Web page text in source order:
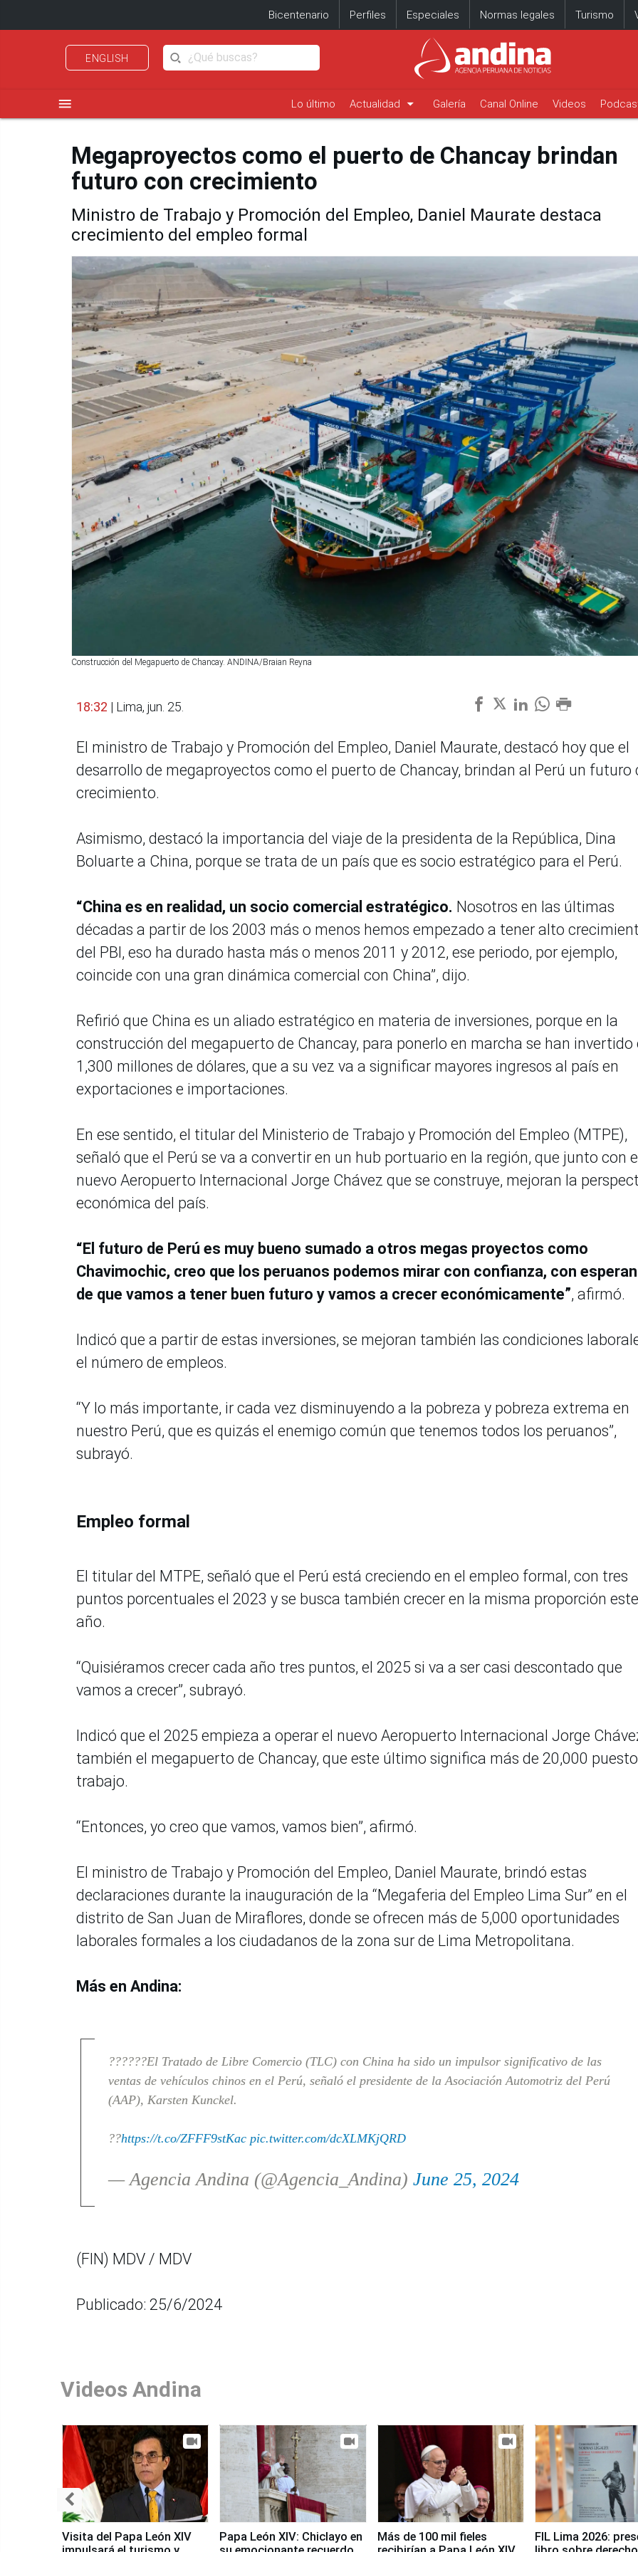
Bicentenario Perfiles Especiales Normas legales Turismo
ENGLISH
menu Lo último Actualidad arrow_drop_down Galería Canal Online Videos
Megaproyectos como el puerto de Chancay brindan
futuro con crecimiento
Ministro de Trabajo y Promoción del Empleo, Daniel Maurate destaca
crecimiento del empleo formal
Construcción del Megapuerto de Chancay. ANDINA/Braian Reyna
18:32 | Lima, jun. 25.
El ministro de Trabajo y Promoción del Empleo, Daniel Maurate, destacó hoy que el
desarrollo de megaproyectos como el puerto de Chancay, brindan al Perú un futuro
crecimiento.
Asimismo, destacó la importancia del viaje de la presidenta de la República, Dina
Boluarte a China, porque se trata de un país que es socio estratégico para el Perú.
“China es en realidad, un socio comercial estratégico. Nosotros en las últimas
décadas a partir de los 2003 más o menos hemos empezado a tener alto
del PBI, eso ha durado hasta más o menos 2011 y 2012, ese periodo, por ejemplo,
coincide con una gran dinámica comercial con China”, dijo.
Refirió que China es un aliado estratégico en materia de inversiones, porque en la
construcción del megapuerto de Chancay, para ponerlo en marcha se han invertido
1,300 millones de dólares, que a su vez va a significar mayores ingresos al país en
exportaciones e importaciones.
En ese sentido, el titular del Ministerio de Trabajo y Promoción del Empleo (MTPE),
señaló que el Perú se va a convertir en un hub portuario en la región, que junto con
nuevo Aeropuerto Internacional Jorge Chávez que se construye, mejoran la
económica del país.
“El futuro de Perú es muy bueno sumado a otros megas proyectos como
Chavimochic, creo que los peruanos podemos mirar con confianza, con
de que vamos a tener buen futuro y vamos a crecer económicamente”, afirmó.
Indicó que a partir de estas inversiones, se mejoran también las condiciones
el número de empleos.
“Y lo más importante, ir cada vez disminuyendo a la pobreza y pobreza extrema en
nuestro Perú, que es quizás el enemigo común que tenemos todos los peruanos”,
subrayó.
Empleo formal
El titular del MTPE, señaló que el Perú está creciendo en el empleo formal, con tres
puntos porcentuales el 2023 y se busca también crecer en la misma proporción este
año.
“Quisiéramos crecer cada año tres puntos, el 2025 si va a ser casi descontado que
vamos a crecer”, subrayó.
Indicó que el 2025 empieza a operar el nuevo Aeropuerto Internacional Jorge
también el megapuerto de Chancay, que este último significa más de 20,000
trabajo.
“Entonces, yo creo que vamos, vamos bien”, afirmó.
El ministro de Trabajo y Promoción del Empleo, Daniel Maurate, brindó estas
declaraciones durante la inauguración de la “Megaferia del Empleo Lima Sur” en el
distrito de San Juan de Miraflores, donde se ofrecen más de 5,000 oportunidades
laborales formales a los ciudadanos de la zona sur de Lima Metropolitana.
Más en Andina:
??????El Tratado de Libre Comercio (TLC) con China ha sido un impulsor significativo de las
ventas de vehículos chinos en el Perú, señaló el presidente de la Asociación Automotriz del Perú
(AAP), Karsten Kunckel.
??https://t.co/ZFFF9stKac pic.twitter.com/dcXLMKjQRD
— Agencia Andina (@Agencia_Andina) June 25, 2024
(FIN) MDV / MDV
Publicado: 25/6/2024
Videos Andina
Visita del Papa León XIV
Papa León XIV: Chiclayo en
Más de 100 mil fieles
FIL Lima 2026: